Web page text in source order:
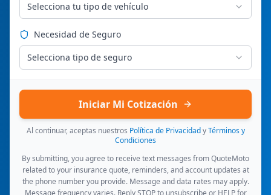
Selecciona tu tipo de vehículo
Necesidad de Seguro
Selecciona tipo de seguro
Iniciar Mi Cotización
Al continuar, aceptas nuestros Política de Privacidad y Términos y
Condiciones
By submitting, you agree to receive text messages from QuoteMoto
related to your insurance quote, reminders, and account updates at
the phone number you provide. Message and data rates may apply.
Message frequency varies. Reply STOP to unsubscribe or HELP for